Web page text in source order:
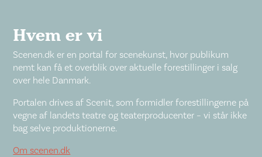
Hvem er vi
Scenen.dk er en portal for scenekunst, hvor publikum
nemt kan få et overblik over aktuelle forestillinger i salg
over hele Danmark.
Portalen drives af Scenit, som formidler forestillingerne på
vegne af landets teatre og teaterproducenter – vi står ikke
bag selve produktionerne.
Om scenen.dk